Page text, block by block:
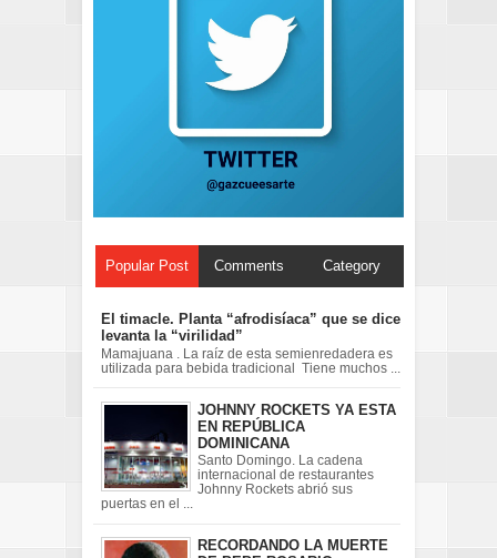
Popular Post Comments Category
El timacle. Planta “afrodisíaca” que se dice
levanta la “virilidad”
Mamajuana . La raíz de esta semienredadera es
utilizada para bebida tradicional Tiene muchos ...
JOHNNY ROCKETS YA ESTA
EN REPÚBLICA
DOMINICANA
Santo Domingo. La cadena
internacional de restaurantes
Johnny Rockets abrió sus
puertas en el ...
RECORDANDO LA MUERTE